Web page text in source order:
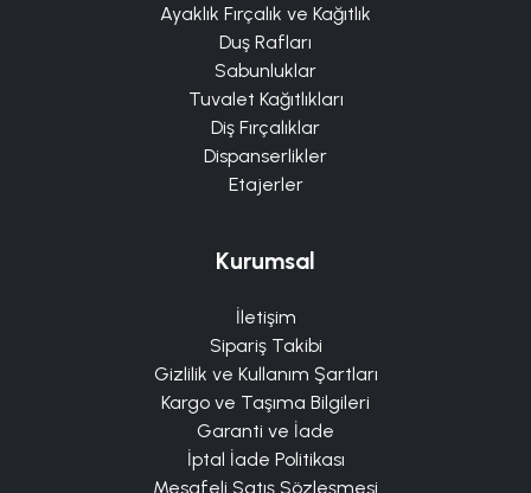
Ayaklık Fırçalık ve Kağıtlık
Duş Rafları
Sabunluklar
Tuvalet Kağıtlıkları
Diş Fırçalıklar
Dispanserlikler
Etajerler
Kurumsal
İletişim
Sipariş Takibi
Gizlilik ve Kullanım Şartları
Kargo ve Taşıma Bilgileri
Garanti ve İade
İptal İade Politikası
Mesafeli Satış Sözleşmesi